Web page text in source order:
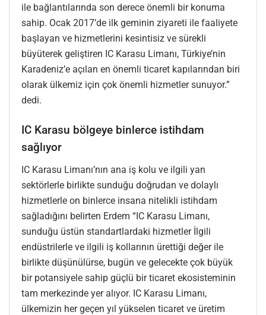
ile bağlantılarında son derece önemli bir konuma
sahip. Ocak 2017’de ilk geminin ziyareti ile faaliyete
başlayan ve hizmetlerini kesintisiz ve sürekli
büyüterek geliştiren IC Karasu Limanı, Türkiye’nin
Karadeniz’e açılan en önemli ticaret kapılarından biri
olarak ülkemiz için çok önemli hizmetler sunuyor.”
dedi.
IC Karasu bölgeye binlerce istihdam
sağlıyor
IC Karasu Limanı’nın ana iş kolu ve ilgili yan
sektörlerle birlikte sunduğu doğrudan ve dolaylı
hizmetlerle on binlerce insana nitelikli istihdam
sağladığını belirten Erdem “IC Karasu Limanı,
sunduğu üstün standartlardaki hizmetler İlgili
endüstrilerle ve ilgili iş kollarının ürettiği değer ile
birlikte düşünülürse, bugün ve gelecekte çok büyük
bir potansiyele sahip güçlü bir ticaret ekosisteminin
tam merkezinde yer alıyor. IC Karasu Limanı,
ülkemizin her geçen yıl yükselen ticaret ve üretim